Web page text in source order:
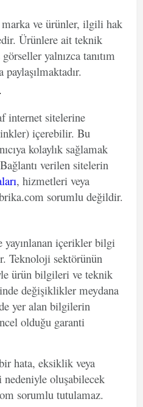
ve ürünler, ilgili hak
Ürünlere ait teknik
yalnızca tanıtım
internet sitelerine
içerebilir. Bu
kolaylık sağlamak
verilen sitelerin
, hizmetleri veya
sorumlu değildir.
yayınlanan içerikler bilgi
Teknoloji sektörünün
ürün bilgileri ve teknik
değişiklikler meydana
yer alan bilgilerin
olduğu garanti
hata, eksiklik veya
oluşabilecek
sorumlu tutulamaz.